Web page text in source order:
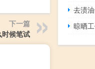
下一篇
候笔试
去渍
晾晒